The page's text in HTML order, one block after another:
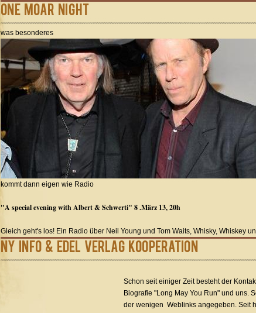
One Moar Night
was besonderes
kommt dann eigen wie Radio
"A special evening with Albert & Schwerti" 8 .März 13, 20h
Gleich geht's los! Ein Radio über Neil Young und Tom Waits, Whisky, Whiskey
NY Info & Edel Verlag Kooperation
Schon seit einiger Zeit besteht der
Biografie "Long May You Run" und uns.
der wenigen Weblinks angegeben. Seit